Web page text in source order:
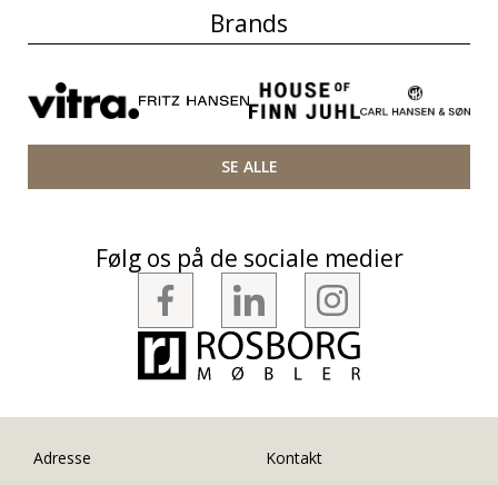
Brands
SE ALLE
Følg os på de sociale medier
Adresse Kontakt